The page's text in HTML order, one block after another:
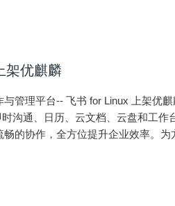
架优麒麟
管理平台-- 飞书 for Linux 上架优
沟通、日历、云文档、云盘和工作
的协作，全方位提升企业效率。为